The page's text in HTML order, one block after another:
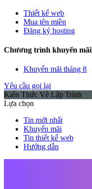
Thiết kế web
Mua tên miền
Đăng ký hosting
Chương trình khuyến mãi
Khuyến mãi tháng 8
Yêu cầu gọi lại
Kiến Thức Về Lập Trình
Lựa chọn
Tin mới nhất
Khuyến mãi
Tin thiết kế web
Hướng dẫn